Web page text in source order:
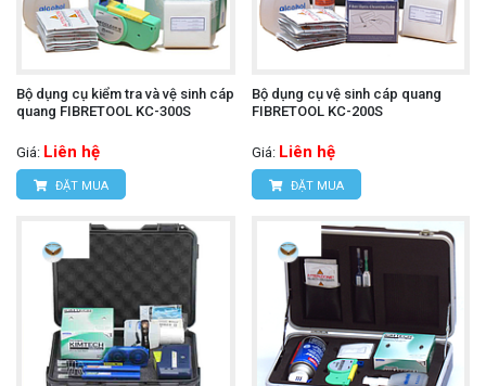
Bộ dụng cụ kiểm tra và vệ sinh cáp
quang FIBRETOOL KC-300S
Giá: Liên hệ
ĐẶT MUA
Bộ dụng cụ vệ sinh cáp quang
FIBRETOOL KC-200S
Giá: Liên hệ
ĐẶT MUA